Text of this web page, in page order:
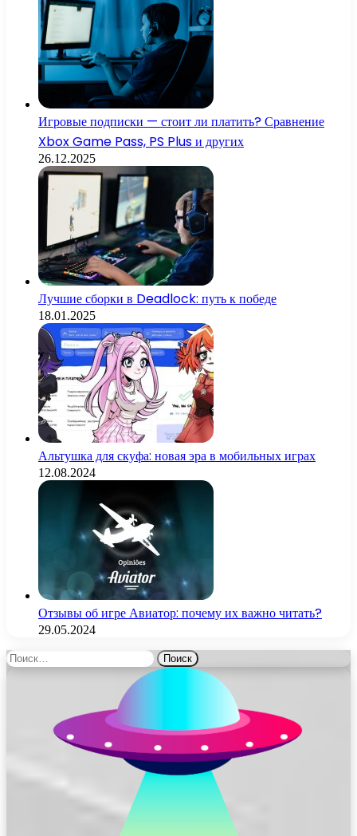
Игровые подписки — стоит ли платить? Сравнение
Xbox Game Pass, PS Plus и других
26.12.2025
Лучшие сборки в Deadlock: путь к победе
18.01.2025
Альтушка для скуфа: новая эра в мобильных играх
12.08.2024
Отзывы об игре Авиатор: почему их важно читать?
29.05.2024
Найти: